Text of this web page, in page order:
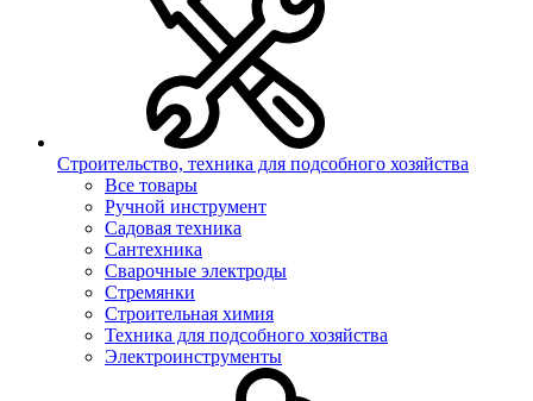
Строительство, техника для подсобного хозяйства
Все товары
Ручной инструмент
Садовая техника
Сантехника
Сварочные электроды
Стремянки
Строительная химия
Техника для подсобного хозяйства
Электроинструменты